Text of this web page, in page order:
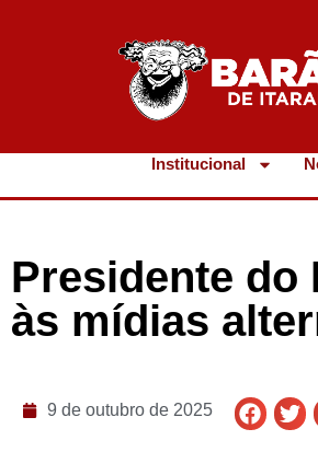
Institucional
Presidente do
às mídias
9 de outubro de 2025